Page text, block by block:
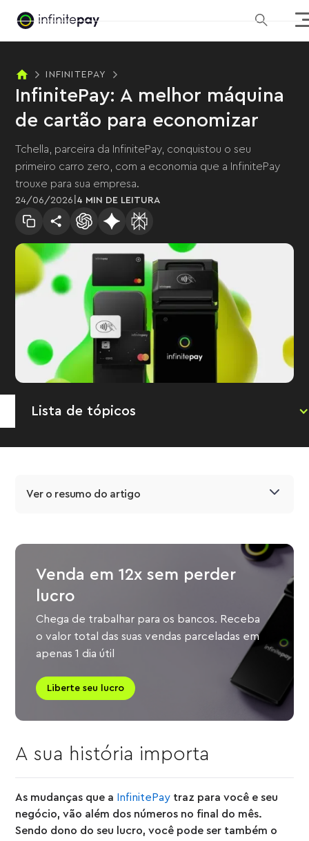
INFINITEPAY
InfinitePay: A melhor máquina
de cartão para economizar
Tchella, parceira da InfinitePay, conquistou o seu
primeiro carro zero, com a economia que a InfinitePay
trouxe para sua empresa.
24/06 /2026 4 MIN DE LEITURA
Lista de tópicos
Ver o resumo do artigo
Venda em 12x sem perder
lucro
Chega de trabalhar para os bancos. Receba
o valor total das suas vendas parceladas em
apenas 1 dia útil
Liberte seu lucro
A sua história importa
As mudanças que a InfinitePay traz para você e seu
negócio, vão além dos números no final do mês.
Sendo dono do seu lucro, você pode ser também o